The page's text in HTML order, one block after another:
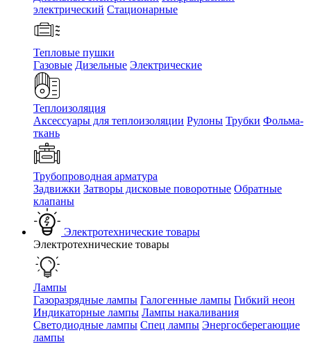
электрический Стационарные
Тепловые пушки
Газовые Дизельные Электрические
Теплоизоляция
Аксессуары для теплоизоляции Рулоны Трубки Фольма-
ткань
Трубопроводная арматура
Задвижки Затворы дисковые поворотные Обратные
клапаны
Электротехнические товары
Электротехнические товары
Лампы
Газоразрядные лампы Галогенные лампы Гибкий неон
Индикаторные лампы Лампы накаливания
Светодиодные лампы Спец лампы Энергосберегающие
лампы